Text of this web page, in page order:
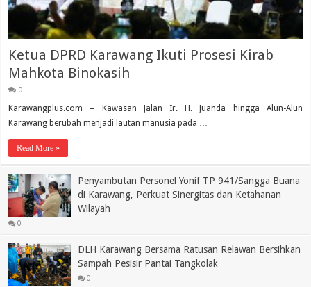
Ketua DPRD Karawang Ikuti Prosesi Kirab
Mahkota Binokasih
0
Karawangplus.com – Kawasan Jalan Ir. H. Juanda hingga Alun-Alun
Karawang berubah menjadi lautan manusia pada …
Read More »
Penyambutan Personel Yonif TP 941/Sangga Buana
di Karawang, Perkuat Sinergitas dan Ketahanan
Wilayah
0
DLH Karawang Bersama Ratusan Relawan Bersihkan
Sampah Pesisir Pantai Tangkolak
0